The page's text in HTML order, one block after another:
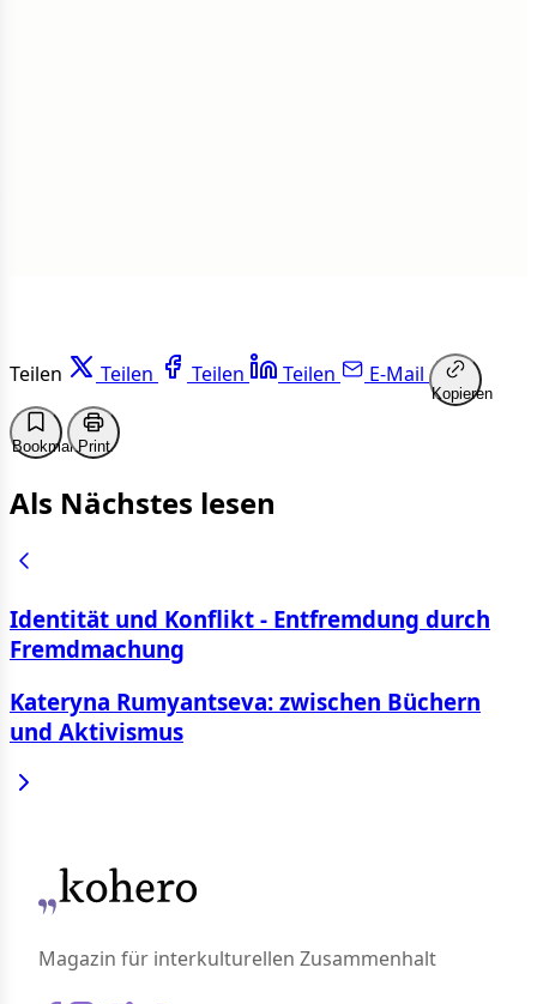
Teilen Teilen Teilen Teilen E-Mail
Kopieren
BookmarkPrint
Als Nächstes lesen
Identität und Konflikt - Entfremdung durch
Fremdmachung
Kateryna Rumyantseva: zwischen Büchern
und Aktivismus
Magazin für interkulturellen Zusammenhalt